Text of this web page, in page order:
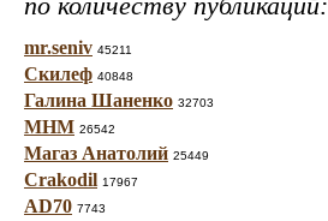
mr.seniv 45211
Скилеф 40848
Галина Шаненко 32703
МНМ 26542
Магаз Анатолий 25449
Crakodil 17967
AD70 7743